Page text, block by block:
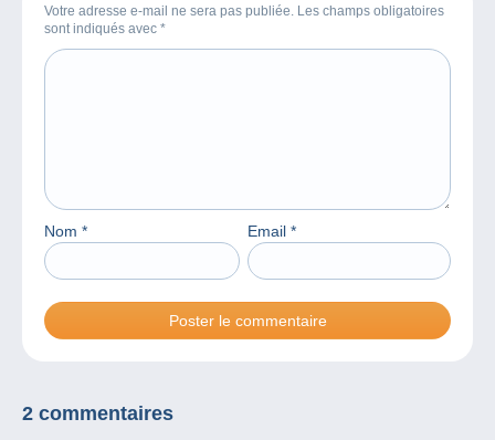
Votre adresse e-mail ne sera pas publiée. Les champs obligatoires
sont indiqués avec *
Nom * Email *
2 commentaires